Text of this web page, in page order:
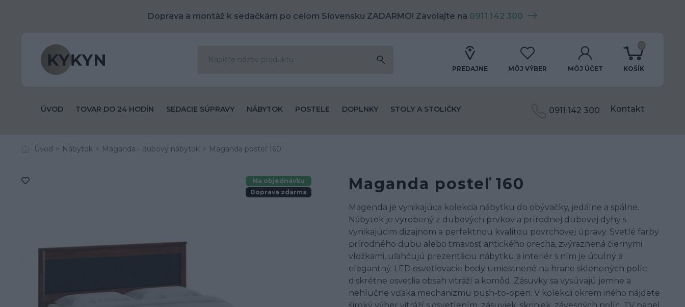
Doprava a montáž k sedačkám po celom Slovensku ZADARMO! Zavolajte na 0911 142 300
PREDAJNE MÔJ VÝBER MÔJ ÚČET KOŠÍK
0
ÚVOD TOVAR DO 24 HODÍN SEDACIE SÚPRAVY NÁBYTOK POSTELE DOPLNKY STOLY A STOLIČKY 0911 142 300 Kontakt
Úvod Nábytok Maganda - dubový nábytok Maganda posteľ 160
Maganda posteľ 160
Magenda je vynikajúca kolekcia nábytku do obývačky, jedálne a spálne.
Nábytok je vyrobený z dubových prvkov a prírodnej dubovej dyhy s
vynikajúcim dizajnom a perfektnou kvalitou povrchovej úpravy. Svetlé farby
prírodného dubu alebo tmavosť antického orecha, zvýraznená čiernymi
vložkami, uľahčujú prezentáciu nábytku a interiér s ním je útulný a
elegantný. LED osvetľovacie body umiestnené na hrane sklenených políc
diskrétne osvetlia obsah vitráží a komôd. Zásuvky sa vysúvajú jemne a
nehlučne vďaka mechanizmu push-to-open. V kolekcii okrem iného nájdete
Na objednávku
Doprava zdarma